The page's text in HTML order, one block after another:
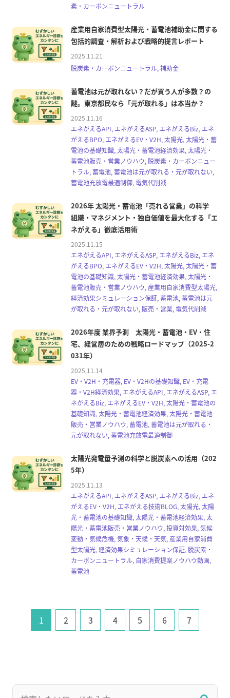
素・カーボンニュートラル
産業用自家消費型太陽光・蓄電池補助金に関する
包括的調査・解析および戦略的提言レポート
2025.11.21
脱炭素・カーボンニュートラル, 補助金
蓄電池は元が取れない？だが買う人が多数？の
謎。東京都民なら「元が取れる」は本当か？
2025.11.16
エネがえるAPI, エネがえるASP, エネがえるBiz, エネ
がえるBPO, エネがえるEV・V2H, 太陽光, 太陽光・蓄
電池の基礎知識, 太陽光・蓄電池経済効果, 太陽光・
蓄電池販売・営業ノウハウ, 脱炭素・カーボンニュー
トラル, 蓄電池, 蓄電池は元が取れる・元が取れない,
蓄電池充放電最適制御, 電気代削減
2026年 太陽光・蓄電池「売れる営業」の科学
組織・マネジメント・独自価値を最大化する「エ
ネがえる」徹底活用術
2025.11.15
エネがえるAPI, エネがえるASP, エネがえるBiz, エネ
がえるBPO, エネがえるEV・V2H, 太陽光, 太陽光・蓄
電池の基礎知識, 太陽光・蓄電池経済効果, 太陽光・
蓄電池販売・営業ノウハウ, 産業用自家消費型太陽光,
経済効果シミュレーション保証, 蓄電池, 蓄電池は元
が取れる・元が取れない, 販売・営業, 電気代削減
2026年度 業界予測 太陽光・蓄電池・EV・住
宅、経営層のための戦略ロードマップ（2025-2
031年）
2025.11.14
EV・V2H・充電器, EV・V2Hの基礎知識, EV・充電
器・V2H経済効果, エネがえるAPI, エネがえるASP, エ
ネがえるBiz, エネがえるEV・V2H, 太陽光・蓄電池の
基礎知識, 太陽光・蓄電池経済効果, 太陽光・蓄電池
販売・営業ノウハウ, 蓄電池, 蓄電池は元が取れる・
元が取れない, 蓄電池充放電最適制御
太陽光発電量予測の科学と脱炭素への活用（202
5年）
2025.11.13
エネがえるAPI, エネがえるASP, エネがえるBiz, エネ
がえるEV・V2H, エネがえる技術BLOG, 太陽光, 太陽
光・蓄電池の基礎知識, 太陽光・蓄電池経済効果, 太
陽光・蓄電池販売・営業ノウハウ, 投資対効果, 気候
変動・気候危機, 気象・天候・天気, 産業用自家消費
型太陽光, 経済効果シミュレーション保証, 脱炭素・
カーボンニュートラル, 自家消費提案ノウハウ動画,
蓄電池
1 2 3 4 5 6 7